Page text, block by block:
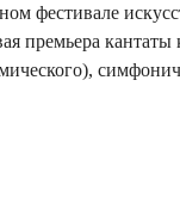
фестивале
премьера